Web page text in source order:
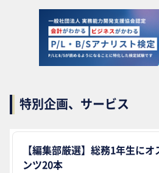
特別企画、サービス
【編集部厳選】総務1年生に
ンツ20本